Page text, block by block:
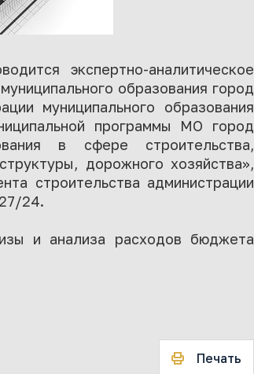
экспертно-аналитическое
образования город
муниципального образования
программы МО город
в сфере строительства,
дорожного хозяйства»,
строительства администрации
24.
и анализа расходов бюджета
Печать